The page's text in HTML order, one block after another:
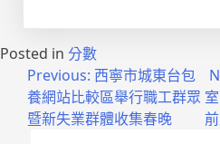
Posted in 分數
Previous: 西寧市城東台包
養網站比較區舉行職工群眾
暨新失業群體收集春晚